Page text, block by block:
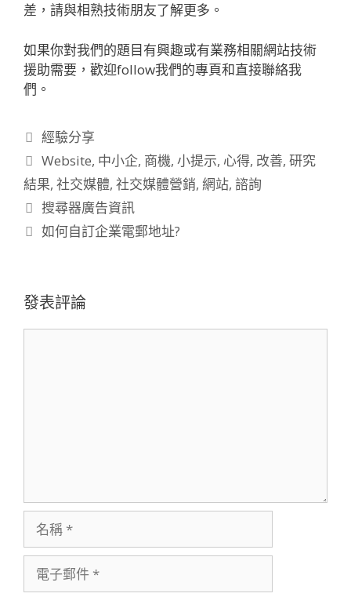
差，請與相熟技術朋友了解更多。
如果你對我們的題目有興趣或有業務相關網站技術
援助需要，歡迎follow我們的專頁和直接聯絡我
們。
分
類
經驗分享
標
籤
Website, 中小企, 商機,小提示, 心得, 改善,研究
結果, 社交媒體, 社交媒體營銷, 網站, 諮詢
文
章
搜尋器廣告資訊
如何自訂企業電郵地址?
發表評論